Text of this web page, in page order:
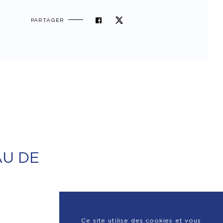
PARTAGER
DE
Ce site utilise des cookies et vous